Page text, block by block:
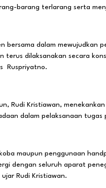
barang terlarang serta
bersama dalam mewujudkan
terus dilaksanakan secara
Ruspriyatno.
Rudi Kristiawan,
dalam pelaksanaan tugas
maupun penggunaan
dengan seluruh aparat
Rudi Kristiawan.